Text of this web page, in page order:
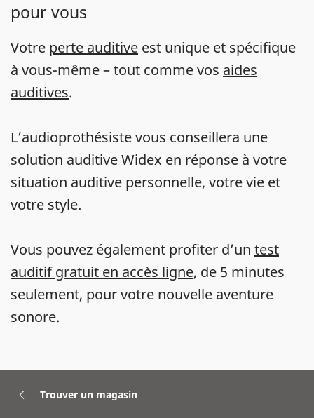
pour vous
Votre perte auditive est unique et spécifique
à vous-même – tout comme vos aides
auditives.
L’audioprothésiste vous conseillera une
solution auditive Widex en réponse à votre
situation auditive personnelle, votre vie et
votre style.
Vous pouvez également profiter d’un test
auditif gratuit en accès ligne, de 5 minutes
seulement, pour votre nouvelle aventure
sonore.
Trouver un magasin